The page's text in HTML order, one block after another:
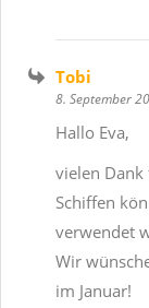
Tobi
8. September
Hallo Eva,
vielen
Schiffen
verwendet
Wir
im Januar!